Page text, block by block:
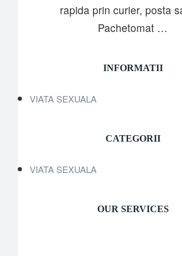
rapida prin curier, posta
Pachetomat …
INFORMATII
VIATA SEXUALA
CATEGORII
VIATA SEXUALA
OUR SERVICES